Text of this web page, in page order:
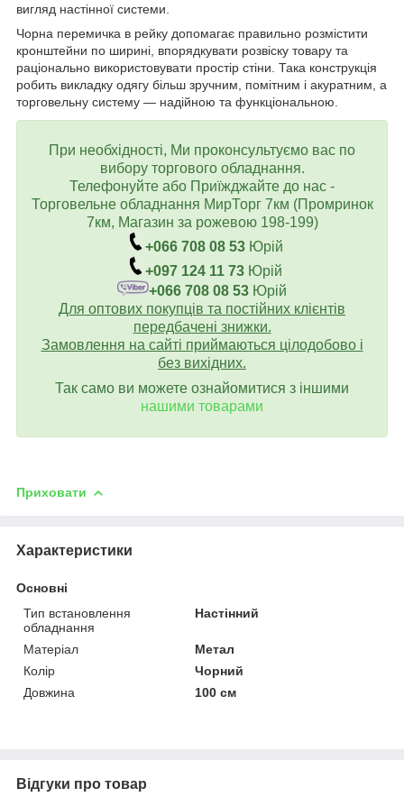
вигляд настінної системи.
Чорна перемичка в рейку допомагає правильно розмістити
кронштейни по ширині, впорядкувати розвіску товару та
раціонально використовувати простір стіни. Така конструкція
робить викладку одягу більш зручним, помітним і акуратним, а
торговельну систему — надійною та функціональною.
При необхідності, Ми проконсультуємо вас по
вибору торгового обладнання.
Телефонуйте або Приїжджайте до нас -
Торговельне обладнання МирТорг 7км (Промринок
7км, Магазин за рожевою 198-199)
+066 708 08 53Юрій
+097 124 11 73 Юрій
+066 708 08 53 Юрій
Для оптових покупців та постійних клієнтів
передбачені знижки.
Замовлення на сайті приймаються цілодобово і
без вихідних.
Так само ви можете ознайомитися з іншими
нашими товарами
Приховати
Характеристики
Основні
Тип встановлення
обладнання
Настінний
Матеріал
Метал
Колір
Чорний
Довжина
100 см
Відгуки про товар